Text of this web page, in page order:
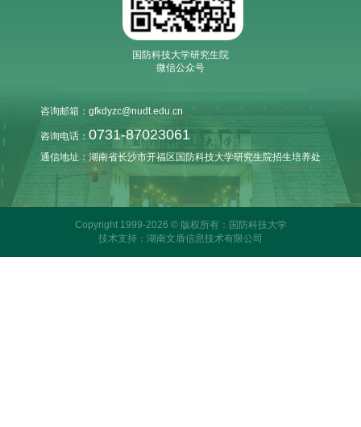
国防科技大学研究生院
微信公众号
咨询邮箱：gfkdyzc@nudt.edu.cn
咨询电话： 0731-87023061
通信地址：湖南省长沙市开福区国防科技大学研究生院招生培养处
Copyright 1999-2026 © 版权所有：国防科技大学
技术支持：湖南文盾信息技术有限公司